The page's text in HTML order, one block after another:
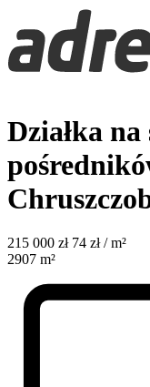
Działka na
215 000 zł 74 zł / m²
2907 m²